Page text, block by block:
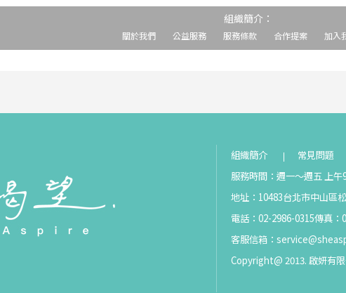
組織簡介：
關於我們 公益服務 服務條款 合作提案 加入
組織簡介 常見問題
服務時間：週一～週五 上
地址：10483台北市中山區
電話：02-2986-0315傳真：
客服信箱：
Copyright@ 2013. 啟妍有